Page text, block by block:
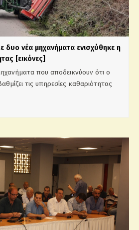
δυο νέα μηχανήματα ενισχύθηκε η
[εικόνες]
που αποδεικνύουν ότι ο
τις υπηρεσίες καθαριότητας